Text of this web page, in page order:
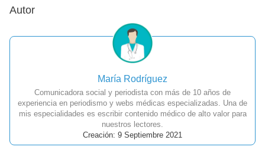
Autor
María Rodríguez
Comunicadora social y periodista con más de 10 años de
experiencia en periodismo y webs médicas especializadas. Una de
mis especialidades es escribir contenido médico de alto valor para
nuestros lectores.
Creación: 9 Septiembre 2021